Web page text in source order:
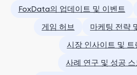
FoxData의 업데이트 및 이벤트
게임 허브
마케팅 전략
시장 인사이트 및 트
사례 연구 및 성공 스